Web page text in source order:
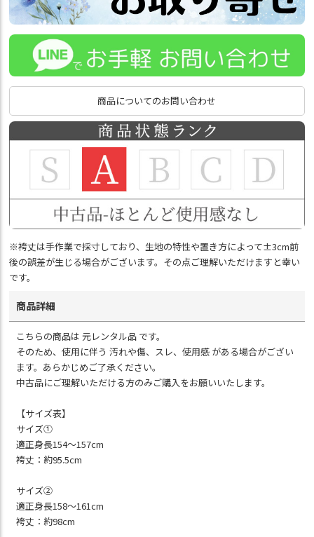
商品についてのお問い合わせ
※袴丈は手作業で採寸しており、生地の特性や置き方によって±3cm前
後の誤差が生じる場合がございます。その点ご理解いただけますと幸い
です。
商品詳細
こちらの商品は 元レンタル品 です。
そのため、使用に伴う 汚れや傷、スレ、使用感 がある場合がござい
ます。あらかじめご了承ください。
中古品にご理解いただける方のみご購入をお願いいたします。
【サイズ表】
サイズ①
適正身長154～157cm
袴丈：約95.5cm
サイズ②
適正身長158～161cm
袴丈：約98cm